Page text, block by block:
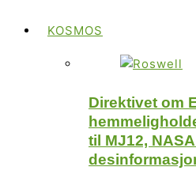
KOSMOS
Direktivet om
til MJ12,